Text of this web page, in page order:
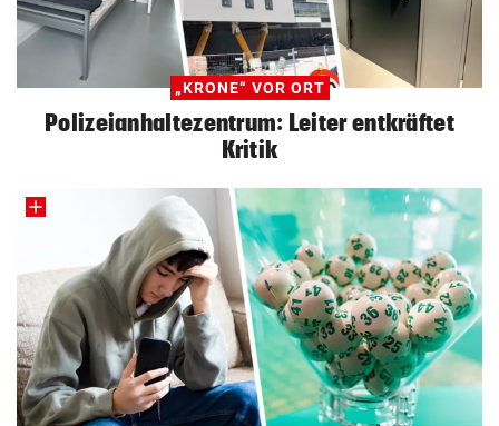
„KRONE“ VOR ORT
Polizeianhaltezentrum: Leiter entkräftet
Kritik